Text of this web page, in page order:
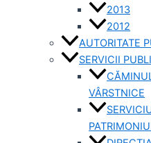
2013
2012
AUTORITATE
SERVICII
VÂRSTNICE